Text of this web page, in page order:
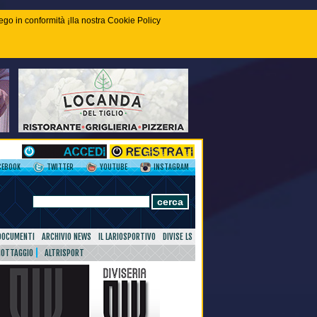
in conformità ¡lla nostra Cookie Policy
TWITTER YOUTUBE INSTAGRAM
ARCHIVIO NEWS IL LARIOSPORTIVO
DIVISE LS
ALTRISPORT